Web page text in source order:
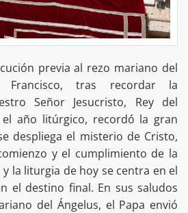
previa al rezo mariano del
Francisco, tras recordar la
Señor Jesucristo, Rey del
año litúrgico, recordó la gran
despliega el misterio de Cristo,
y el cumplimiento de la
la liturgia de hoy se centra en el
el destino final. En sus saludos
del Ángelus, el Papa envió